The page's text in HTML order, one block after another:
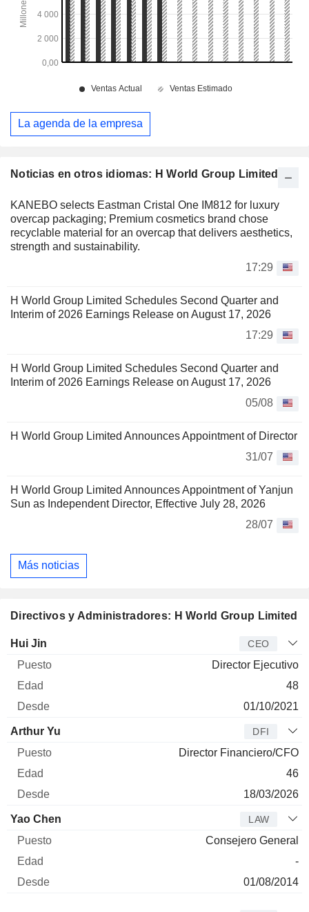
Noticias en otros idiomas: H World Group Limited
KANEBO selects Eastman Cristal One IM812 for luxury
overcap packaging; Premium cosmetics brand chose
recyclable material for an overcap that delivers aesthetics,
strength and sustainability.
17:29
H World Group Limited Schedules Second Quarter and
Interim of 2026 Earnings Release on August 17, 2026
17:29
H World Group Limited Schedules Second Quarter and
Interim of 2026 Earnings Release on August 17, 2026
05/08
H World Group Limited Announces Appointment of Director
31/07
H World Group Limited Announces Appointment of Yanjun
Sun as Independent Director, Effective July 28, 2026
28/07
Más noticias
Directivos y Administradores: H World Group Limited
Director
Hui Jin CEO
Director Ejecutivo
48
01/10/2021
Arthur Yu DFI
Director Financiero/CFO
46
18/03/2026
Yao Chen LAW
Consejero General
-
01/08/2014
La agenda de la empresa